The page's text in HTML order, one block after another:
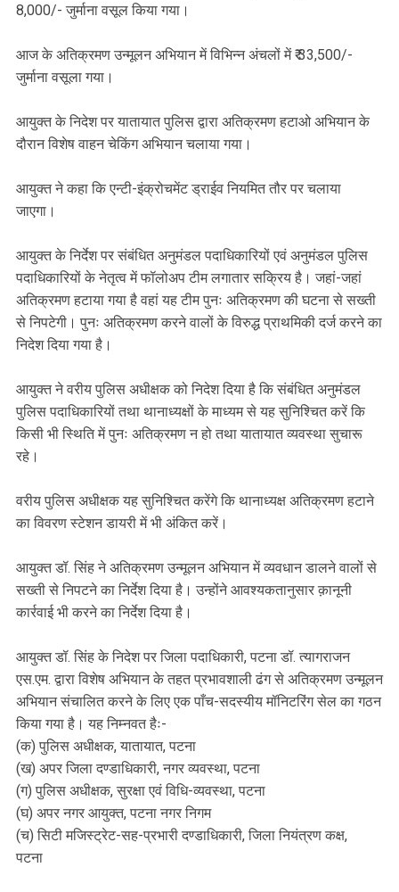
8,000/- जुर्माना वसूल किया गया।
आज के अतिक्रमण उन्मूलन अभियान में विभिन्न अंचलों में ₹ 33,500/-
जुर्माना वसूला गया।
आयुक्त के निदेश पर यातायात पुलिस द्वारा अतिक्रमण हटाओ अभियान के
दौरान विशेष वाहन चेकिंग अभियान चलाया गया।
आयुक्त ने कहा कि एन्टी-इंक्रोचमेंट ड्राईव नियमित तौर पर चलाया
जाएगा।
आयुक्त के निर्देश पर संबंधित अनुमंडल पदाधिकारियों एवं अनुमंडल पुलिस
पदाधिकारियों के नेतृत्व में फॉलोअप टीम लगातार सक्रिय है। जहां-जहां
अतिक्रमण हटाया गया है वहां यह टीम पुनः अतिक्रमण की घटना से सख्ती
से निपटेगी। पुनः अतिक्रमण करने वालों के विरुद्ध प्राथमिकी दर्ज करने का
निदेश दिया गया है।
आयुक्त ने वरीय पुलिस अधीक्षक को निदेश दिया है कि संबंधित अनुमंडल
पुलिस पदाधिकारियों तथा थानाध्यक्षों के माध्यम से यह सुनिश्चित करें कि
किसी भी स्थिति में पुनः अतिक्रमण न हो तथा यातायात व्यवस्था सुचारू
रहे।
वरीय पुलिस अधीक्षक यह सुनिश्चित करेंगे कि थानाध्यक्ष अतिक्रमण हटाने
का विवरण स्टेशन डायरी में भी अंकित करें।
आयुक्त डॉ. सिंह ने अतिक्रमण उन्मूलन अभियान में व्यवधान डालने वालों से
सख्ती से निपटने का निर्देश दिया है। उन्होंने आवश्यकतानुसार क़ानूनी
कार्रवाई भी करने का निर्देश दिया है।
आयुक्त डॉ. सिंह के निदेश पर जिला पदाधिकारी, पटना डॉ. त्यागराजन
एस.एम. द्वारा विशेष अभियान के तहत प्रभावशाली ढंग से अतिक्रमण उन्मूलन
अभियान संचालित करने के लिए एक पाँच-सदस्यीय मॉनिटरिंग सेल का गठन
किया गया है। यह निम्नवत हैः-
(क) पुलिस अधीक्षक, यातायात, पटना
(ख) अपर जिला दण्डाधिकारी, नगर व्यवस्था, पटना
(ग) पुलिस अधीक्षक, सुरक्षा एवं विधि-व्यवस्था, पटना
(घ) अपर नगर आयुक्त, पटना नगर निगम
(च) सिटी मजिस्ट्रेट-सह-प्रभारी दण्डाधिकारी, जिला नियंत्रण कक्ष,
पटना